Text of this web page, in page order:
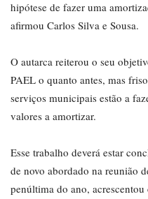
hipótese de fazer uma
afirmou Carlos Silva e Sousa.
O autarca reiterou o seu
PAEL o quanto antes, mas
serviços municipais estão a
valores a amortizar.
Esse trabalho deverá estar
de novo abordado na reunião
penúltima do ano,